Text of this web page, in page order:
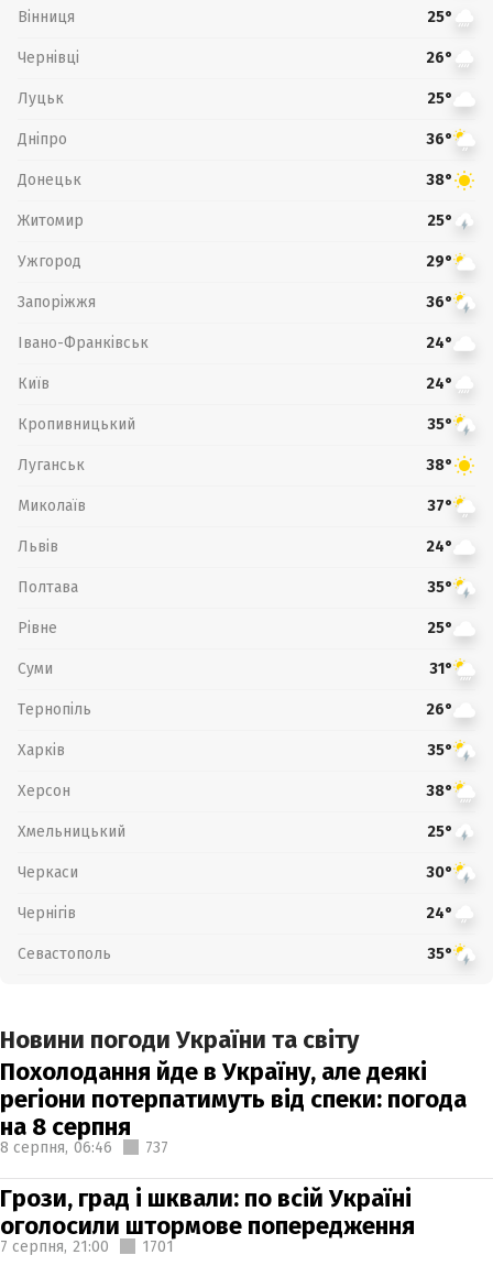
Вінниця 25°
Чернівці 26°
Луцьк 25°
Дніпро 36°
Донецьк 38°
Житомир 25°
Ужгород 29°
Запоріжжя 36°
Івано-Франківськ 24°
Київ 24°
Кропивницький 35°
Луганськ 38°
Миколаїв 37°
Львів 24°
Полтава 35°
Рівне 25°
Суми 31°
Тернопіль 26°
Харків 35°
Херсон 38°
Хмельницький 25°
Черкаси 30°
Чернігів 24°
Севастополь 35°
Новини погоди України та світу
Похолодання йде в Україну, але деякі
регіони потерпатимуть від спеки: погода
на 8 серпня
8 серпня, 06:46 737
Грози, град і шквали: по всій Україні
оголосили штормове попередження
7 серпня, 21:00 1701